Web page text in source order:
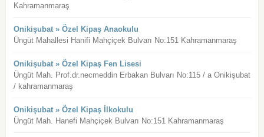
Kahramanmaraş
Onikişubat » Özel Kipaş Anaokulu
Üngüt Mahallesi Hanifi Mahçiçek Bulvarı No:151 Kahramanmaraş
Onikişubat » Özel Kipaş Fen Lisesi
Üngüt Mah. Prof.dr.necmeddin Erbakan Bulvarı No:115 / a Onikişubat
/ kahramanmaraş
Onikişubat » Özel Kipaş İlkokulu
Üngüt Mah. Hanefi Mahçiçek Bulvarı No:151 Kahramanmaraş